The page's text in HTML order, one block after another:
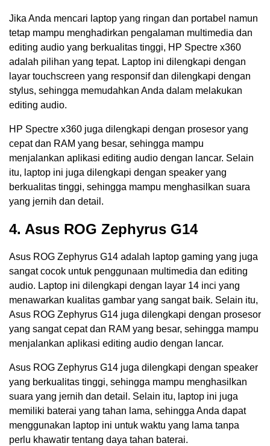
Jika Anda mencari laptop yang ringan dan portabel namun
tetap mampu menghadirkan pengalaman multimedia dan
editing audio yang berkualitas tinggi, HP Spectre x360
adalah pilihan yang tepat. Laptop ini dilengkapi dengan
layar touchscreen yang responsif dan dilengkapi dengan
stylus, sehingga memudahkan Anda dalam melakukan
editing audio.
HP Spectre x360 juga dilengkapi dengan prosesor yang
cepat dan RAM yang besar, sehingga mampu
menjalankan aplikasi editing audio dengan lancar. Selain
itu, laptop ini juga dilengkapi dengan speaker yang
berkualitas tinggi, sehingga mampu menghasilkan suara
yang jernih dan detail.
4. Asus ROG Zephyrus G14
Asus ROG Zephyrus G14 adalah laptop gaming yang juga
sangat cocok untuk penggunaan multimedia dan editing
audio. Laptop ini dilengkapi dengan layar 14 inci yang
menawarkan kualitas gambar yang sangat baik. Selain itu,
Asus ROG Zephyrus G14 juga dilengkapi dengan prosesor
yang sangat cepat dan RAM yang besar, sehingga mampu
menjalankan aplikasi editing audio dengan lancar.
Asus ROG Zephyrus G14 juga dilengkapi dengan speaker
yang berkualitas tinggi, sehingga mampu menghasilkan
suara yang jernih dan detail. Selain itu, laptop ini juga
memiliki baterai yang tahan lama, sehingga Anda dapat
menggunakan laptop ini untuk waktu yang lama tanpa
perlu khawatir tentang daya tahan baterai.